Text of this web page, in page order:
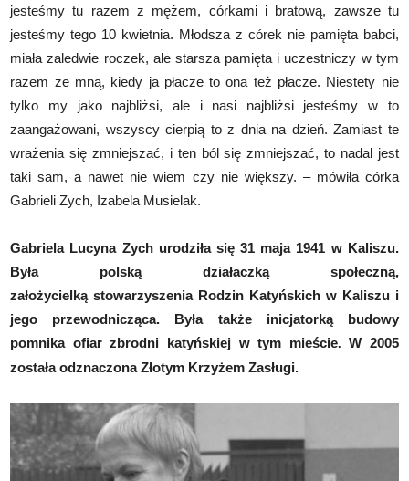
jesteśmy tu razem z mężem, córkami i bratową, zawsze tu
jesteśmy tego 10 kwietnia. Młodsza z córek nie pamięta babci,
miała zaledwie roczek, ale starsza pamięta i uczestniczy w tym
razem ze mną, kiedy ja płacze to ona też płacze. Niestety nie
tylko my jako najbliżsi, ale i nasi najbliżsi jesteśmy w to
zaangażowani, wszyscy cierpią to z dnia na dzień. Zamiast te
wrażenia się zmniejszać, i ten ból się zmniejszać, to nadal jest
taki sam, a nawet nie wiem czy nie większy. – mówiła córka
Gabrieli Zych, Izabela Musielak.
Gabriela Lucyna Zych urodziła się 31 maja 1941 w Kaliszu.
Była polską działaczką społeczną,
założycielką stowarzyszenia Rodzin Katyńskich w Kaliszu i
jego przewodnicząca. Była także inicjatorką budowy
pomnika ofiar zbrodni katyńskiej w tym mieście.W 2005
została odznaczona Złotym Krzyżem Zasługi.